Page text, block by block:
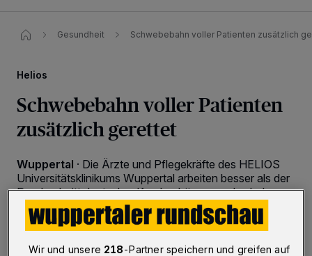
Gesundheit Schwebebahn voller Patienten zusätzlich
Helios
Schwebebahn voller Patienten
zusätzlich gerettet
Wuppertal · Die Ärzte und Pflegekräfte des HELIOS
Universitätsklinikums Wuppertal arbeiten besser als der
Durchschnitt deutscher Krankenhäuser — das belegen
die Qualitätszahlen, die das Haus für 2016
veröffentlicht hat.
Wir und unsere 218-Partner speichern und greifen auf